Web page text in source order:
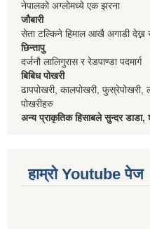
नेपालको अग्लोमध्ये एक झरना
जौबारी
सेता टल्किने हिमाल आखै अगाडी देख्न
छिन्तापु
दर्जनौ लालिगुरास र रेडपाण्डा पदमार्ग
बिबिध पोखरी
ढापपोखरी, कालपोखरी, फुस्रेपोखरी,
पोखरीहरु
अन्य प्राकृतिक हिसाबले सुन्दर डाडा,
हाम्रो Youtube पेज